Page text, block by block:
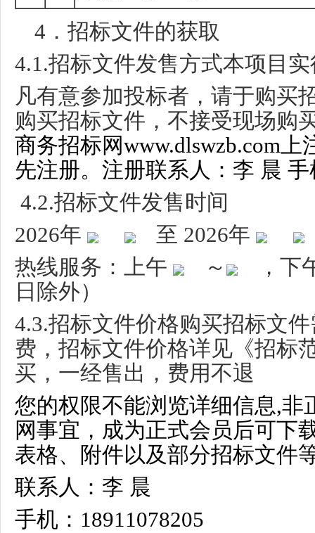
4 ．招标文件的获取
4.1.招标文件发售方式本项目
凡有意参加投标者，请于购买
购买招标文件，不接受现场购
商务招标网www.dlswzb.com
先注册。注册联系人：李 晨 手
4.2.招标文件发售时间
2026年 至 2026年
热线服务：上午
～
，下
日除外）
4.3.招标文件价格购买招标文
费，招标文件价格详见《招标
买，一经售出，费用不退
您的权限不能浏览详细信息,非
网事宜，成为正式会员后可下
表格、附件以及部分招标文件
联系人：李 晨
手机：18911078205